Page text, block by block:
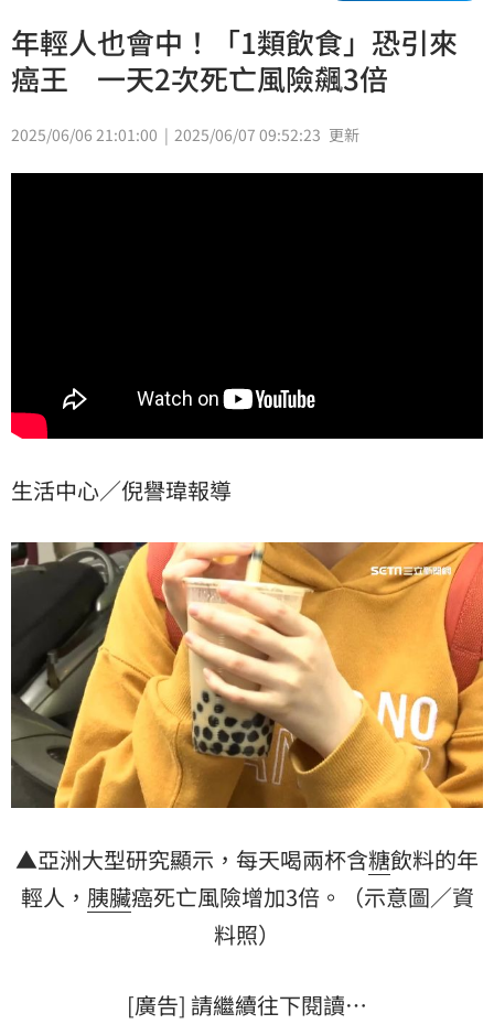
年輕人也會中！「1類飲食」恐引來
癌王 一天2次死亡風險飆3倍
2025/06/06 21:01:00 2025/06/07 09:52:23 更新
生活中心／倪譽瑋報導
▲亞洲大型研究顯示，每天喝兩杯含糖飲料的年
輕人， 胰臟癌死亡風險增加3倍。（示意圖／資
料照）
[廣告] 請繼續往下閱讀…